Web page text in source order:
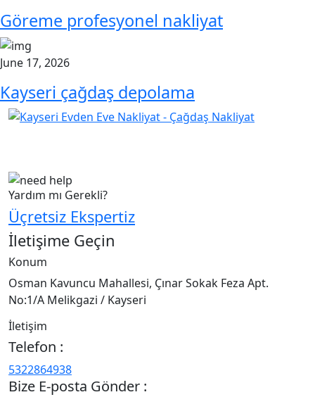
Göreme profesyonel nakliyat
June 17, 2026
Kayseri çağdaş depolama
Yardım mı Gerekli?
Üçretsiz Ekspertiz
İletişime Geçin
Konum
Osman Kavuncu Mahallesi, Çınar Sokak Feza Apt.
No:1/A Melikgazi / Kayseri
İletişim
Telefon :
5322864938
Bize E-posta Gönder :